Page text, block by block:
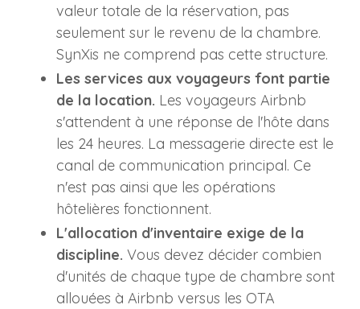
valeur totale de la réservation, pas
seulement sur le revenu de la chambre.
SynXis ne comprend pas cette structure.
Les services aux voyageurs font partie
de la location. Les voyageurs Airbnb
s'attendent à une réponse de l'hôte dans
les 24 heures. La messagerie directe est le
canal de communication principal. Ce
n'est pas ainsi que les opérations
hôtelières fonctionnent.
L'allocation d'inventaire exige de la
discipline. Vous devez décider combien
d'unités de chaque type de chambre sont
allouées à Airbnb versus les OTA